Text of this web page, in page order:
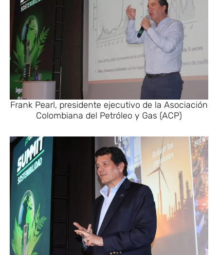
Frank Pearl, presidente ejecutivo de la Asociación
Colombiana del Petróleo y Gas (ACP)